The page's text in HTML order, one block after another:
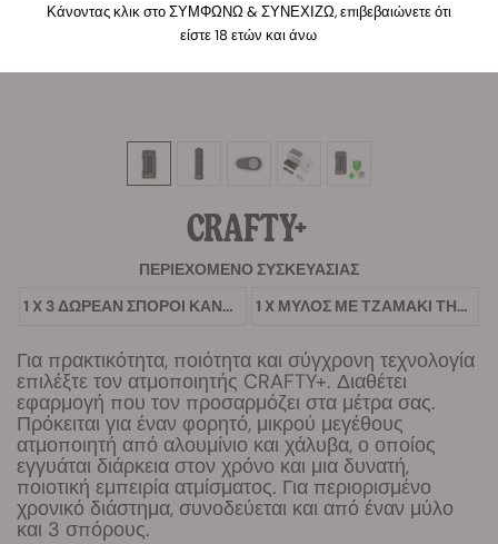
CRAFTY+
ΠΕΡΙΕΧΌΜΕΝΟ ΣΥΣΚΕΥΑΣΊΑΣ
1 X 3 ΔΩΡΕΆΝ ΣΠΌΡΟΙ ΚΆΝΝΑΒΗΣ
1 X ΜΎΛΟΣ ΜΕ ΤΖΑΜΆΚΙ ΤΗΣ RQS
Για πρακτικότητα, ποιότητα και σύγχρονη τεχνολογία
επιλέξτε τον ατμοποιητής CRAFTY+. Διαθέτει
εφαρμογή που τον προσαρμόζει στα μέτρα σας.
Πρόκειται για έναν φορητό, μικρού μεγέθους
ατμοποιητή από αλουμίνιο και χάλυβα, ο οποίος
εγγυάται διάρκεια στον χρόνο και μια δυνατή,
ποιοτική εμπειρία ατμίσματος. Για περιορισμένο
χρονικό διάστημα, συνοδεύεται και από έναν μύλο
και 3 σπόρους.
Κάνοντας κλικ στο ΣΥΜΦΩΝΩ & ΣΥΝΕΧΙΖΩ, επιβεβαιώνετε ότι
είστε 18 ετών και άνω